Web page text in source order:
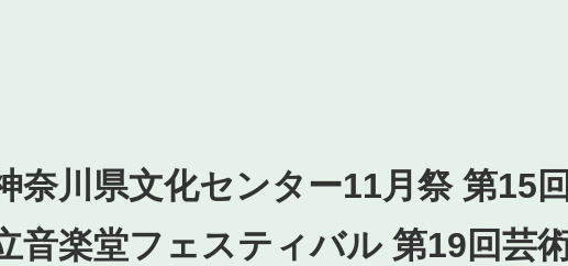
奈川県文化センター11月祭 第15
音楽堂フェスティバル 第19回芸